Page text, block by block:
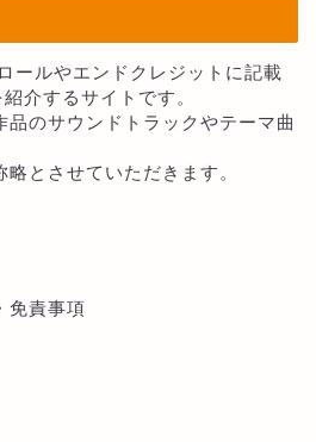
ールやエンドクレジットに記載
介するサイトです。
のサウンドトラックやテーマ曲
とさせていただきます。
免責事項